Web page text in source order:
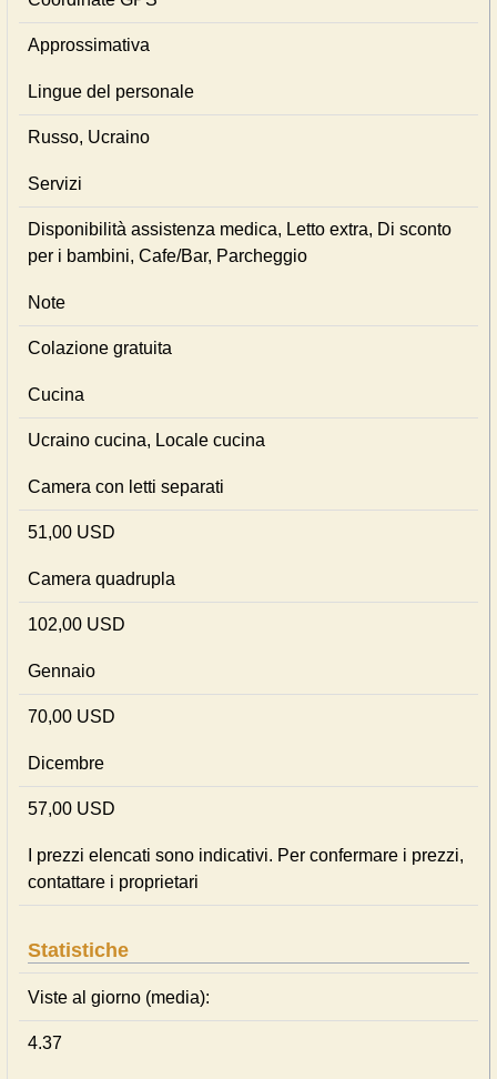
Approssimativa
Lingue del personale
Russo, Ucraino
Servizi
Disponibilità assistenza medica, Letto extra, Di sconto
per i bambini, Cafe/Bar, Parcheggio
Note
Colazione gratuita
Cucina
Ucraino cucina, Locale cucina
Camera con letti separati
51,00 USD
Camera quadrupla
102,00 USD
Gennaio
70,00 USD
Dicembre
57,00 USD
I prezzi elencati sono indicativi. Per confermare i prezzi,
contattare i proprietari
Statistiche
Viste al giorno (media):
4.37